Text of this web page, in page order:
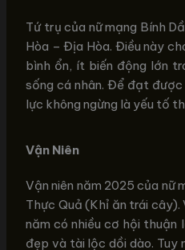
Tứ trụ của nữ mạng Bính
Hòa – Địa Hòa. Điều này
bình ổn, ít biến động lớn
sống cá nhân. Để đạt
lực không ngừng là yếu tố
Vận Niên
Vận niên năm 2025 của nữ
Thực Quả (Khỉ ăn trái cây).
năm có nhiều cơ hội
đẹp và tài lộc dồi dào. Tuy